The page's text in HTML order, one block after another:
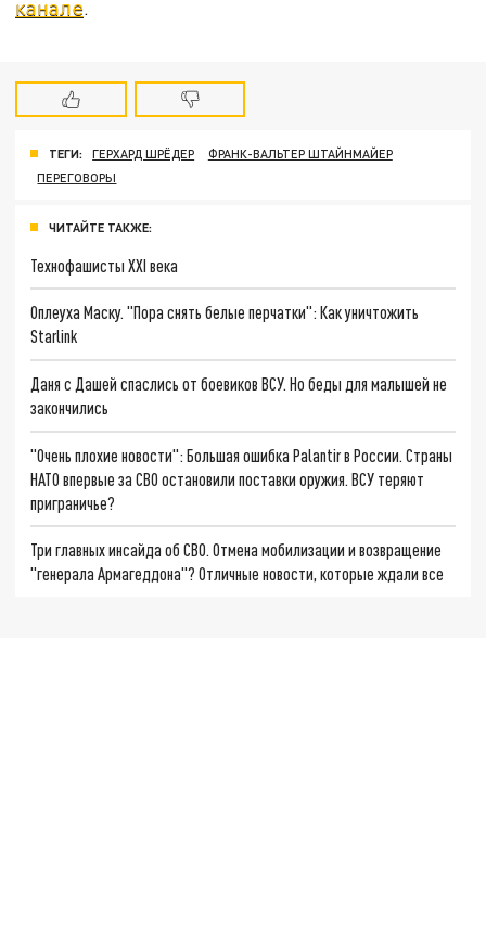
канале.
ТЕГИ: ГЕРХАРД ШРЁДЕР
ФРАНК-ВАЛЬТЕР ШТАЙНМАЙЕР
ПЕРЕГОВОРЫ
ЧИТАЙТЕ ТАКЖЕ:
Технофашисты XXI века
Оплеуха Маску. "Пора снять белые перчатки": Как уничтожить
Starlink
Даня с Дашей спаслись от боевиков ВСУ. Но беды для малышей не
закончились
"Очень плохие новости": Большая ошибка Palantir в России. Страны
НАТО впервые за СВО остановили поставки оружия. ВСУ теряют
приграничье?
Три главных инсайда об СВО. Отмена мобилизации и возвращение
"генерала Армагеддона"? Отличные новости, которые ждали все